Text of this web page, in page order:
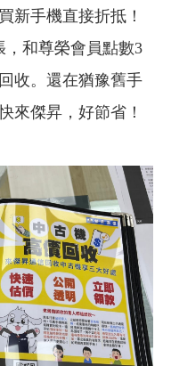
新手機直接折抵！
和尊榮會員點數3
收。還在猶豫舊手
來傑昇，好節省！